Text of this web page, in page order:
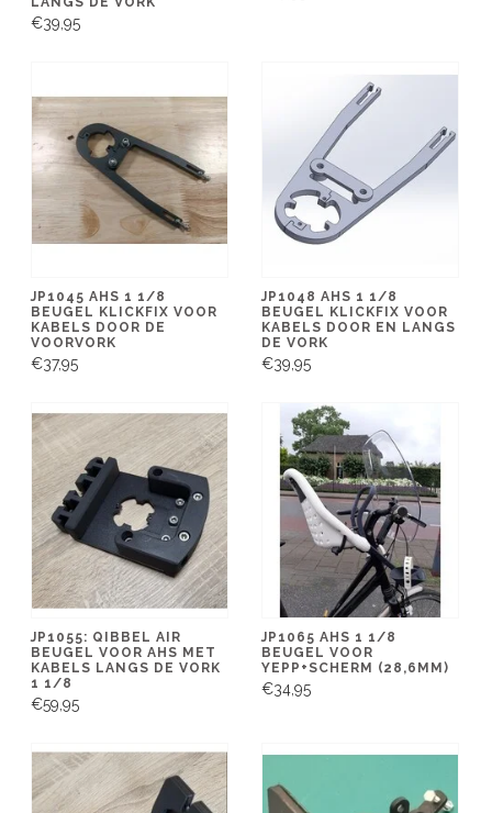
€39,95
JP1045 AHS 1 1/8
BEUGEL KLICKFIX VOOR
KABELS DOOR DE
VOORVORK
€37,95
JP1048 AHS 1 1/8
BEUGEL KLICKFIX VOOR
KABELS DOOR EN LANGS
DE VORK
€39,95
JP1055: QIBBEL AIR
BEUGEL VOOR AHS MET
KABELS LANGS DE VORK
1 1/8
€59,95
JP1065 AHS 1 1/8
BEUGEL VOOR
YEPP+SCHERM (28,6MM)
€34,95